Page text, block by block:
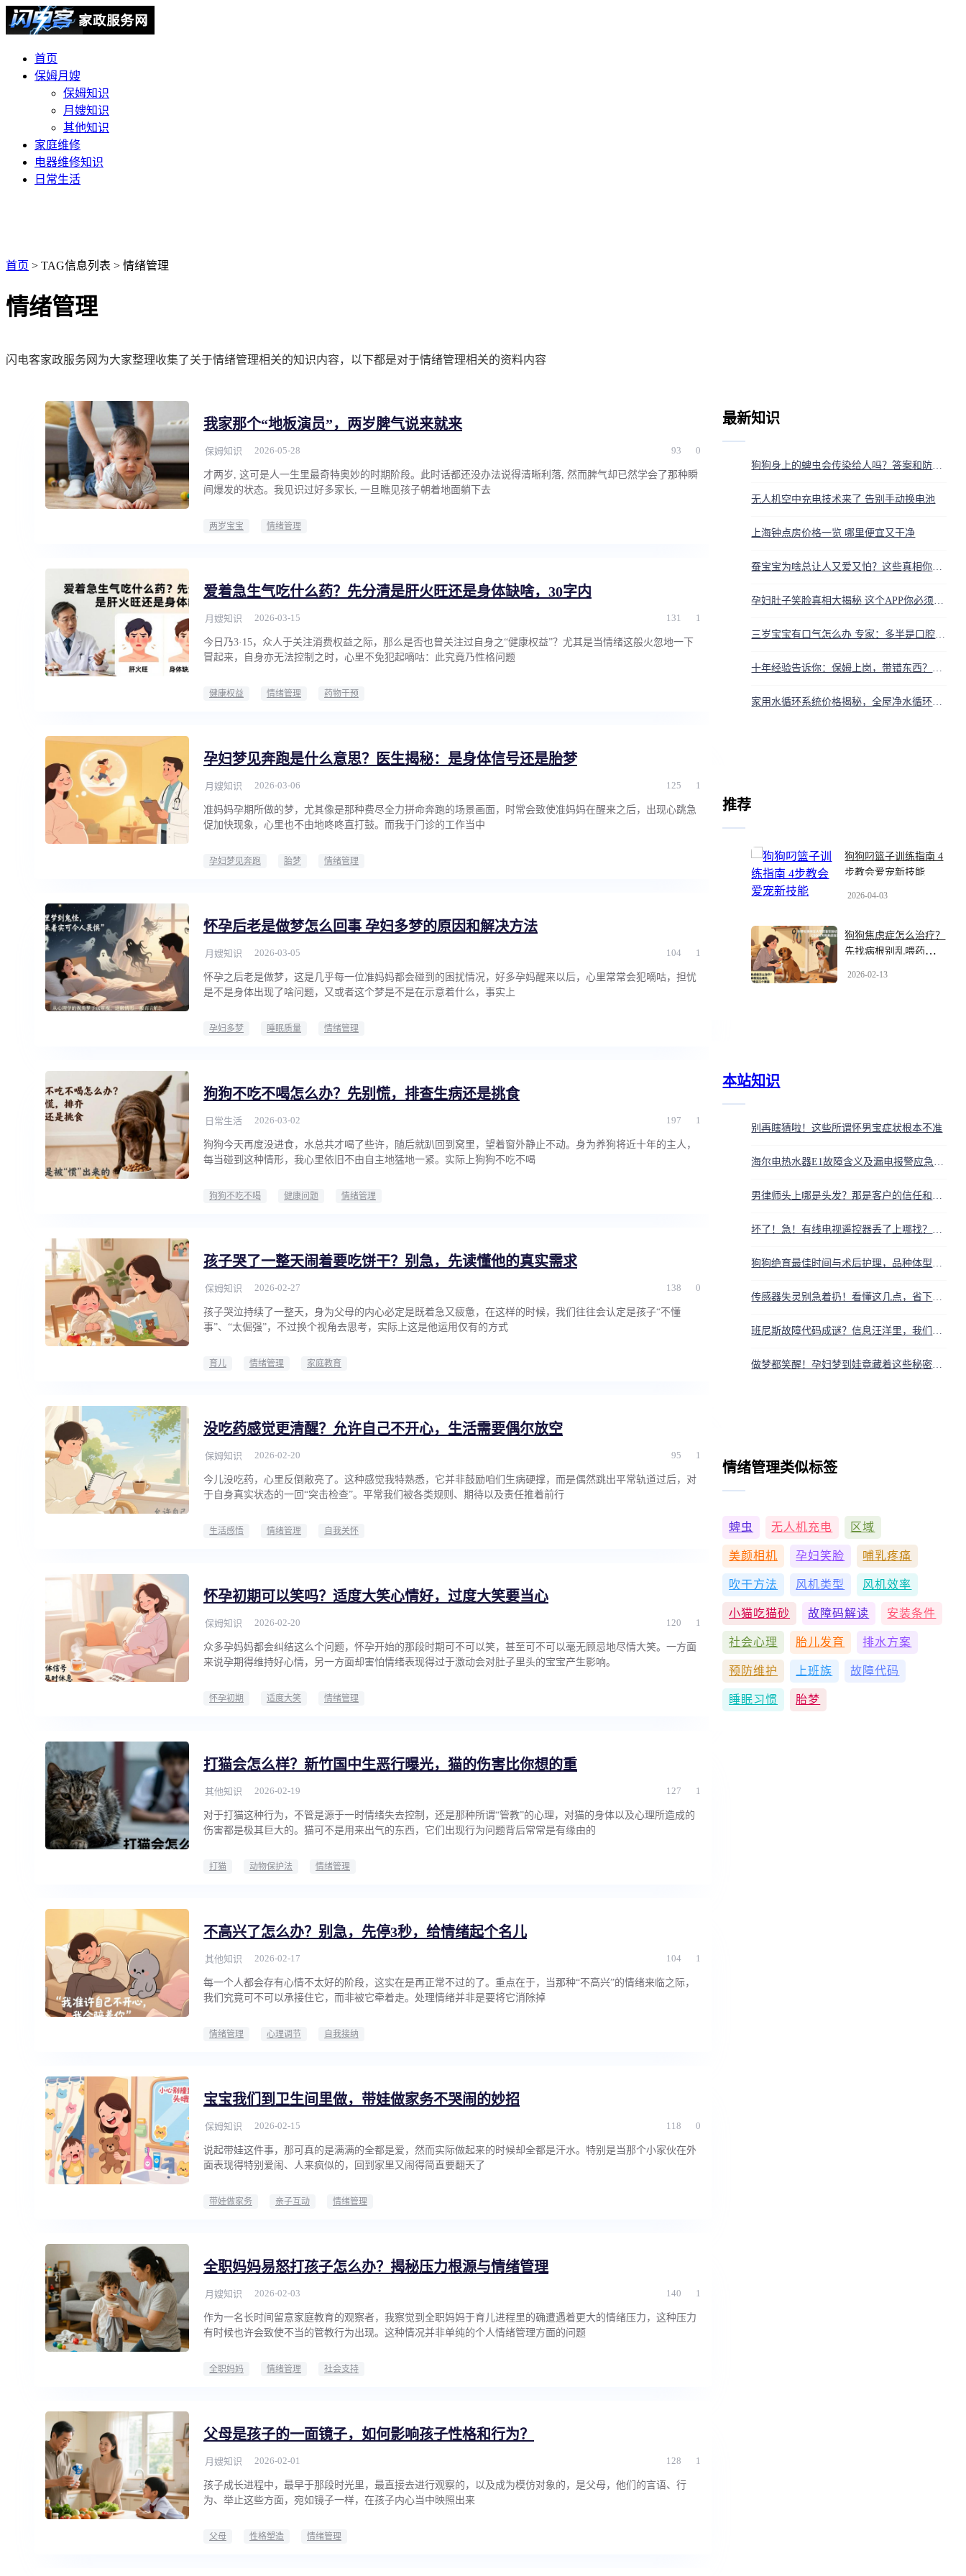
首页
保姆月嫂
保姆知识
月嫂知识
其他知识
家庭维修
电器维修知识
日常生活
首页 > TAG信息列表 > 情绪管理
情绪管理
闪电客家政服务网为大家整理收集了关于情绪管理相关的知识内容，以下都是对于情绪管理相关的资料内容
我家那个“地板演员”，两岁脾气说来就来
保姆知识 2026-05-28 93 0
才两岁, 这可是人一生里最奇特奥妙的时期阶段。此时话都还没办法说得清晰利落, 然而脾气却已然学会了那种瞬
间爆发的状态。我见识过好多家长, 一旦瞧见孩子朝着地面躺下去
两岁宝宝 情绪管理
爱着急生气吃什么药？先分清是肝火旺还是身体缺啥，30字内
月嫂知识 2026-03-15 131 1
今日乃3·15，众人于关注消费权益之际，那么是否也曾关注过自身之“健康权益”？尤其是当情绪这般火忽地一下
冒起来，自身亦无法控制之时，心里不免犯起嘀咕：此究竟乃性格问题
健康权益 情绪管理 药物干预
孕妇梦见奔跑是什么意思？医生揭秘：是身体信号还是胎梦
月嫂知识 2026-03-06 125 1
准妈妈孕期所做的梦，尤其像是那种费尽全力拼命奔跑的场景画面，时常会致使准妈妈在醒来之后，出现心跳急
促加快现象，心里也不由地咚咚直打鼓。而我于门诊的工作当中
孕妇梦见奔跑 胎梦 情绪管理
怀孕后老是做梦怎么回事 孕妇多梦的原因和解决方法
月嫂知识 2026-03-05 104 1
怀孕之后老是做梦，这是几乎每一位准妈妈都会碰到的困扰情况，好多孕妈醒来以后，心里常常会犯嘀咕，担忧
是不是身体出现了啥问题，又或者这个梦是不是在示意着什么，事实上
孕妇多梦 睡眠质量 情绪管理
狗狗不吃不喝怎么办？先别慌，排查生病还是挑食
日常生活 2026-03-02 197 1
狗狗今天再度没进食，水总共才喝了些许，随后就趴回到窝里，望着窗外静止不动。身为养狗将近十年的主人，
每当碰到这种情形，我心里依旧不由自主地猛地一紧。实际上狗狗不吃不喝
狗狗不吃不喝 健康问题 情绪管理
孩子哭了一整天闹着要吃饼干？别急，先读懂他的真实需求
保姆知识 2026-02-27 138 0
孩子哭泣持续了一整天，身为父母的内心必定是既着急又疲惫，在这样的时候，我们往往会认定是孩子“不懂
事”、“太倔强”，不过换个视角去思考，实际上这是他运用仅有的方式
育儿 情绪管理 家庭教育
没吃药感觉更清醒？允许自己不开心，生活需要偶尔放空
保姆知识 2026-02-20 95 1
今儿没吃药，心里反倒敞亮了。这种感觉我特熟悉，它并非鼓励咱们生病硬撑，而是偶然跳出平常轨道过后，对
于自身真实状态的一回“突击检查”。平常我们被各类规则、期待以及责任推着前行
生活感悟 情绪管理 自我关怀
怀孕初期可以笑吗？适度大笑心情好，过度大笑要当心
保姆知识 2026-02-20 120 1
众多孕妈妈都会纠结这么个问题，怀孕开始的那段时期可不可以笑，甚至可不可以毫无顾忌地尽情大笑。一方面
来说孕期得维持好心情，另一方面却害怕情绪表现得过于激动会对肚子里头的宝宝产生影响。
怀孕初期 适度大笑 情绪管理
打猫会怎么样？新竹国中生恶行曝光，猫的伤害比你想的重
其他知识 2026-02-19 127 1
对于打猫这种行为，不管是源于一时情绪失去控制，还是那种所谓“管教”的心理，对猫的身体以及心理所造成的
伤害都是极其巨大的。猫可不是用来出气的东西，它们出现行为问题背后常常是有缘由的
打猫 动物保护法 情绪管理
不高兴了怎么办？别急，先停3秒，给情绪起个名儿
其他知识 2026-02-17 104 1
每一个人都会存有心情不太好的阶段，这实在是再正常不过的了。重点在于，当那种“不高兴”的情绪来临之际，
我们究竟可不可以承接住它，而非被它牵着走。处理情绪并非是要将它消除掉
情绪管理 心理调节 自我接纳
宝宝我们到卫生间里做，带娃做家务不哭闹的妙招
保姆知识 2026-02-15 118 0
说起带娃这件事，那可真的是满满的全都是爱，然而实际做起来的时候却全都是汗水。特别是当那个小家伙在外
面表现得特别爱闹、人来疯似的，回到家里又闹得简直要翻天了
带娃做家务 亲子互动 情绪管理
全职妈妈易怒打孩子怎么办？揭秘压力根源与情绪管理
月嫂知识 2026-02-03 140 1
作为一名长时间留意家庭教育的观察者，我察觉到全职妈妈于育儿进程里的确遭遇着更大的情绪压力，这种压力
有时候也许会致使不当的管教行为出现。这种情况并非单纯的个人情绪管理方面的问题
全职妈妈 情绪管理 社会支持
父母是孩子的一面镜子，如何影响孩子性格和行为？
月嫂知识 2026-02-01 128 1
孩子成长进程中，最早于那段时光里，最直接去进行观察的，以及成为模仿对象的，是父母，他们的言语、行
为、举止这些方面，宛如镜子一样，在孩子内心当中映照出来
父母 性格塑造 情绪管理
最新知识
狗狗身上的蜱虫会传染给人吗？答案和防护方法都在这
无人机空中充电技术来了 告别手动换电池
上海钟点房价格一览 哪里便宜又干净
蚕宝宝为啥总让人又爱又怕？这些真相你得知道
孕妇肚子笑脸真相大揭秘 这个APP你必须知道
三岁宝宝有口气怎么办 专家：多半是口腔没清洁干净
十年经验告诉你：保姆上岗，带错东西？家秒变‘雷区’
家用水循环系统价格揭秘，全屋净水循环要多少钱？
推荐
狗狗叼篮子训练指南 4
步教会爱宠新技能
2026-04-03
狗狗焦虑症怎么治疗？
先找病根别乱喂药，兽
2026-02-13
本站知识
别再瞎猜啦！这些所谓怀男宝症状根本不准
情绪管理类似标签
蜱虫 无人机充电 区域
美颜相机 孕妇笑脸 哺乳疼痛
吹干方法 风机类型 风机效率
小猫吃猫砂 故障码解读 安装条件
社会心理 胎儿发育 排水方案
预防维护 上班族 故障代码
睡眠习惯 胎梦